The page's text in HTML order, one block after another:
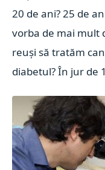
20 de ani? 25 de
vorba de mai mult
reuși să tratăm
diabetul? În jur de